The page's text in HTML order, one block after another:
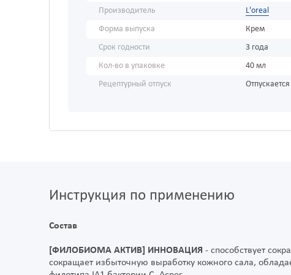
Производитель
L'oreal
Форма выпуска
Крем
Срок годности
3 года
Кол-во в упаковке
40 мл
Рецептурный отпуск
Инструкция по применению
Состав
[ФИЛОБИОМА AКТИВ] ИННОВАЦИЯ - способствует
сокращает избыточную выработку кожного сала,